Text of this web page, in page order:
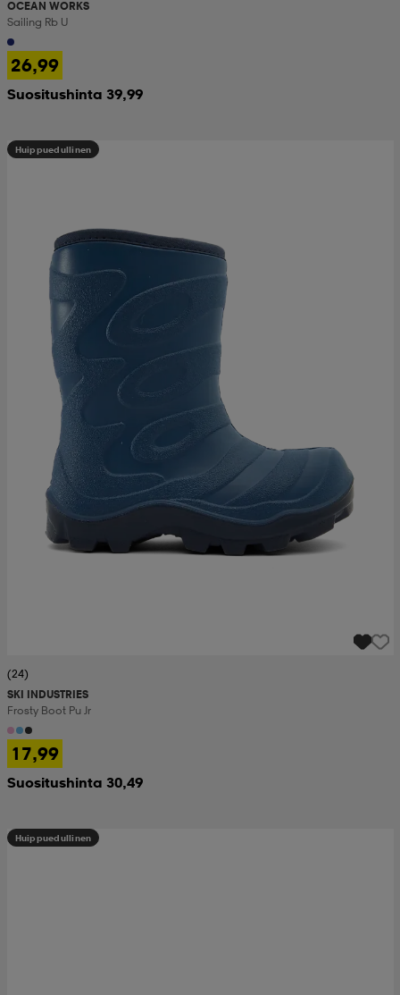
OCEAN WORKS
Sailing Rb U
26,99
Suositushinta 39,99
Huippuedullinen
(24)
SKI INDUSTRIES
Frosty Boot Pu Jr
17,99
Suositushinta 30,49
Huippuedullinen